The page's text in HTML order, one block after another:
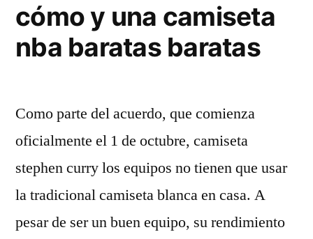
cómo y una camiseta
nba baratas baratas
Como parte del acuerdo, que comienza
oficialmente el 1 de octubre, camiseta
stephen curry los equipos no tienen que usar
la tradicional camiseta blanca en casa. A
pesar de ser un buen equipo, su rendimiento